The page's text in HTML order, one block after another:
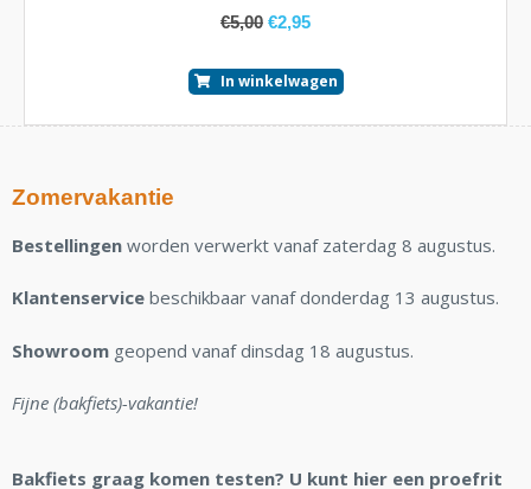
€5,00 €2,95
In winkelwagen
Zomervakantie
Bestellingen worden verwerkt vanaf zaterdag 8 augustus.
Klantenservice beschikbaar vanaf donderdag 13 augustus.
Showroom geopend vanaf dinsdag 18 augustus.
Fijne (bakfiets)-vakantie!
Bakfiets graag komen testen? U kunt hier een proefrit